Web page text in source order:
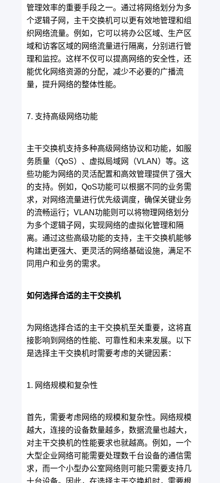
管理效率的重要手段之一。通过将网络划分为多
个逻辑子网，主干交换机可以更有效地管理和组
织网络流量。例如，它可以将办公区域、生产区
域和访客区域的网络流量进行隔离，分别进行管
理和监控。这样不仅可以提高网络的安全性，还
能优化网络资源的分配，减少不必要的广播流
量，提升网络的整体性能。
7. 支持高级网络功能
主干交换机支持多种高级网络协议和功能，如服
务质量（QoS）、虚拟局域网（VLAN）等。这
些功能为网络的灵活配置和高效管理提供了强大
的支持。例如，QoS功能可以根据不同的业务需
求，对网络流量进行优先级调度，确保关键业务
的流畅运行；VLAN功能则可以将物理网络划分
为多个逻辑子网，实现网络的虚拟化管理和隔
离。通过这些高级功能的支持，主干交换机能够
构建出更强大、更灵活的网络基础设施，满足不
同用户和业务的需求。
如何选择合适的主干交换机
为网络选择合适的主干交换机至关重要，这将直
接影响到网络的性能、可靠性和未来发展。以下
是选择主干交换机时需要考虑的关键因素：
1. 网络规模和复杂性
首先，需要考虑网络的规模和复杂性。网络规模
越大，连接的设备数量越多，数据流量也越大，
对主干交换机的性能要求也就越高。例如，一个
大型企业网络可能需要处理数千台设备的通信需
求，而一个小型办公室网络则可能只需要支持几
十台设备。因此，在选择主干交换机时，需要根